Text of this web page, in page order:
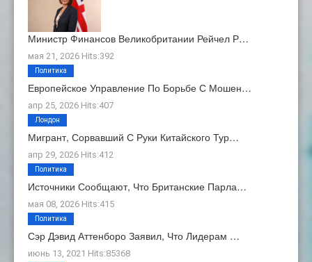
Министр Финансов Великобритании Рейчел Р…
мая 21, 2026 Hits:392
Европейское Управление По Борьбе С Мошен…
апр 25, 2026 Hits:407
Политика
Мигрант, Сорвавший С Руки Китайского Тур…
апр 29, 2026 Hits:412
Лондон
Источники Сообщают, Что Британские Парла…
мая 08, 2026 Hits:415
Политика
Сэр Дэвид Аттенборо Заявил, Что Лидерам …
июнь 13, 2021 Hits:85368
Политика